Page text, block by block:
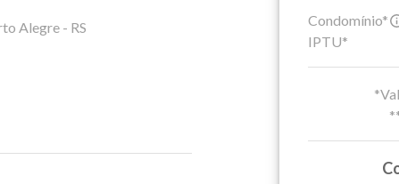
Alegre - RS Condomínio*
IPTU*